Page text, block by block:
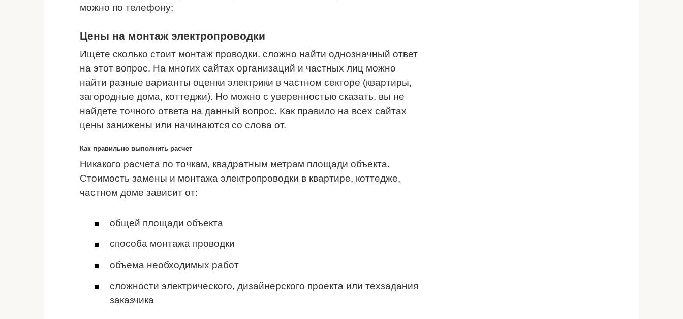
можно по телефону:
Цены на монтаж электропроводки
Ищете сколько стоит монтаж проводки. сложно найти однозначный ответ
на этот вопрос. На многих сайтах организаций и частных лиц можно
найти разные варианты оценки электрики в частном секторе (квартиры,
загородные дома, коттеджи). Но можно с уверенностью сказать. вы не
найдете точного ответа на данный вопрос. Как правило на всех сайтах
цены занижены или начинаются со слова от.
Как правильно выполнить расчет
Никакого расчета по точкам, квадратным метрам площади объекта.
Стоимость замены и монтажа электропроводки в квартире, коттедже,
частном доме зависит от:
общей площади объекта
способа монтажа проводки
объема необходимых работ
сложности электрического, дизайнерского проекта или техзадания
заказчика